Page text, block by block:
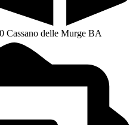
Cassano delle Murge BA